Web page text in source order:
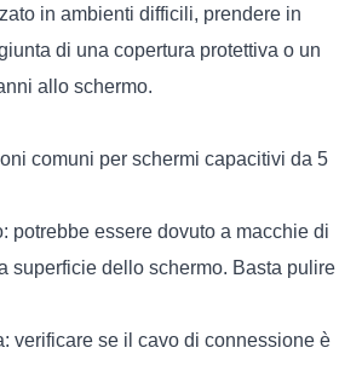
in ambienti difficili, prendere in
di una copertura protettiva o un
allo schermo.
comuni per schermi capacitivi da 5
potrebbe essere dovuto a macchie di
superficie dello schermo. Basta pulire
verificare se il cavo di connessione è